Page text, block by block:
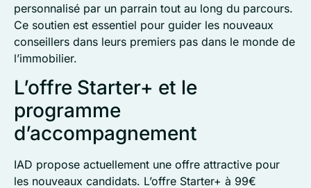
personnalisé par un parrain tout au long du parcours.
Ce soutien est essentiel pour guider les nouveaux
conseillers dans leurs premiers pas dans le monde de
l’immobilier.
L’offre Starter+ et le
programme
d’accompagnement
IAD propose actuellement une offre attractive pour
les nouveaux candidats. L’offre Starter+ à 99€